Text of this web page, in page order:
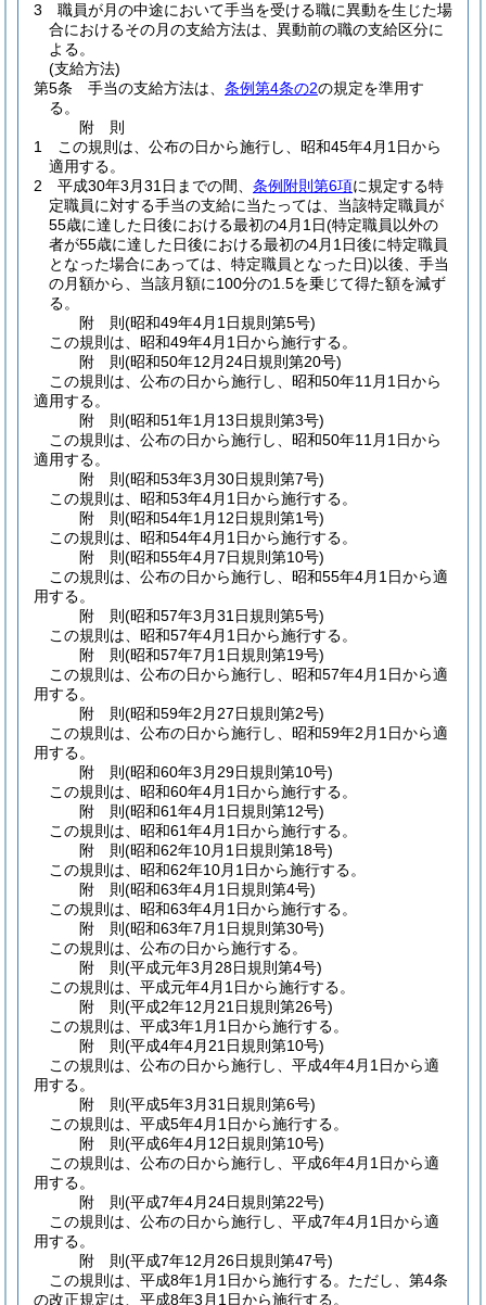
3
職員が月の中途において手当を受ける職に異動を生じた場
合におけるその月の支給方法は、異動前の職の支給区分に
よる。
(支給方法)
第5条
手当の支給方法は、 条例第4条の2の規定を準用す
る。
附 則
1
この規則は、公布の日から施行し、昭和45年4月1日から
適用する。
2
平成30年3月31日までの間、 条例附則第6項に規定する特
定職員に対する手当の支給に当たっては、当該特定職員が
55歳に達した日後における最初の4月1日(特定職員以外の
者が55歳に達した日後における最初の4月1日後に特定職員
となった場合にあっては、特定職員となった日)以後、手当
の月額から、当該月額に100分の1.5を乗じて得た額を減ず
る。
附 則(昭和49年4月1日規則第5号)
この規則は、昭和49年4月1日から施行する。
附 則(昭和50年12月24日規則第20号)
この規則は、公布の日から施行し、昭和50年11月1日から
適用する。
附 則(昭和51年1月13日規則第3号)
この規則は、公布の日から施行し、昭和50年11月1日から
適用する。
附 則(昭和53年3月30日規則第7号)
この規則は、昭和53年4月1日から施行する。
附 則(昭和54年1月12日規則第1号)
この規則は、昭和54年4月1日から施行する。
附 則(昭和55年4月7日規則第10号)
この規則は、公布の日から施行し、昭和55年4月1日から適
用する。
附 則(昭和57年3月31日規則第5号)
この規則は、昭和57年4月1日から施行する。
附 則(昭和57年7月1日規則第19号)
この規則は、公布の日から施行し、昭和57年4月1日から適
用する。
附 則(昭和59年2月27日規則第2号)
この規則は、公布の日から施行し、昭和59年2月1日から適
用する。
附 則(昭和60年3月29日規則第10号)
この規則は、昭和60年4月1日から施行する。
附 則(昭和61年4月1日規則第12号)
この規則は、昭和61年4月1日から施行する。
附 則(昭和62年10月1日規則第18号)
この規則は、昭和62年10月1日から施行する。
附 則(昭和63年4月1日規則第4号)
この規則は、昭和63年4月1日から施行する。
附 則(昭和63年7月1日規則第30号)
この規則は、公布の日から施行する。
附 則(平成元年3月28日規則第4号)
この規則は、平成元年4月1日から施行する。
附 則(平成2年12月21日規則第26号)
この規則は、平成3年1月1日から施行する。
附 則(平成4年4月21日規則第10号)
この規則は、公布の日から施行し、平成4年4月1日から適
用する。
附 則(平成5年3月31日規則第6号)
この規則は、平成5年4月1日から施行する。
附 則(平成6年4月12日規則第10号)
この規則は、公布の日から施行し、平成6年4月1日から適
用する。
附 則(平成7年4月24日規則第22号)
この規則は、公布の日から施行し、平成7年4月1日から適
用する。
附 則(平成7年12月26日規則第47号)
この規則は、平成8年1月1日から施行する。 ただし、第4条
の改正規定は、平成8年3月1日から施行する。